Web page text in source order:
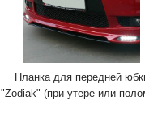
Планка для передней
"Zodiak" (при утере или